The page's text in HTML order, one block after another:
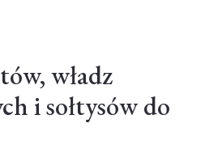
władz
i sołtysów do